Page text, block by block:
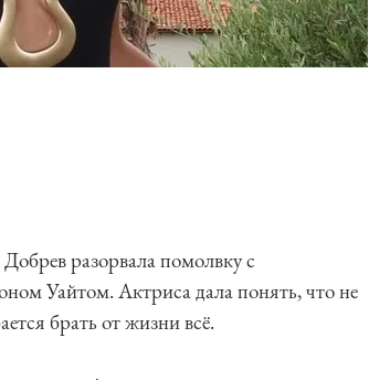
разорвала помолвку с
Уайтом. Актриса дала понять, что не
брать от жизни всё.